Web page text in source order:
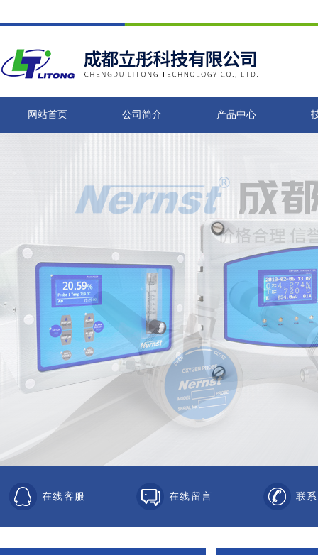
网站首页 公司简介 产品中心
在线客服 在线留言 联